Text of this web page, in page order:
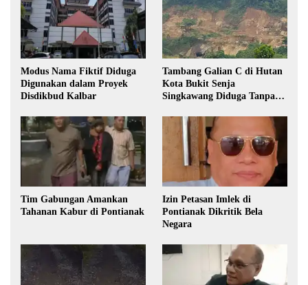
Modus Nama Fiktif Diduga
Digunakan dalam Proyek
Disdikbud Kalbar
Tambang Galian C di Hutan
Kota Bukit Senja
Singkawang Diduga Tanpa
Tim Gabungan Amankan
Tahanan Kabur di Pontianak
Izin Petasan Imlek di
Pontianak Dikritik Bela
Negara